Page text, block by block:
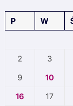
P
W
2
3
9
10
16
17